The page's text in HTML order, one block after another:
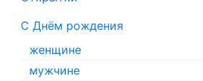
С Днём рождения
женщине
мужчине